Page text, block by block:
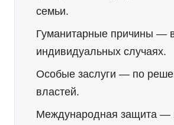
семьи.
Гуманитарные причины —
индивидуальных случаях.
Особые заслуги — по
властей.
Международная защита —